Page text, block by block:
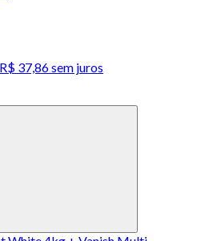
37,86 sem juros